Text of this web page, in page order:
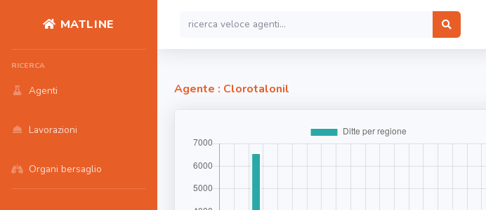
MATLINE
RICERCA
Agenti
Lavorazioni
Organi bersaglio
Agente : Clorotalonil